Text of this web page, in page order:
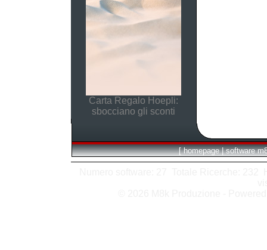
Carta Regalo Hoepli:
sbocciano gli sconti
[ homepage | software